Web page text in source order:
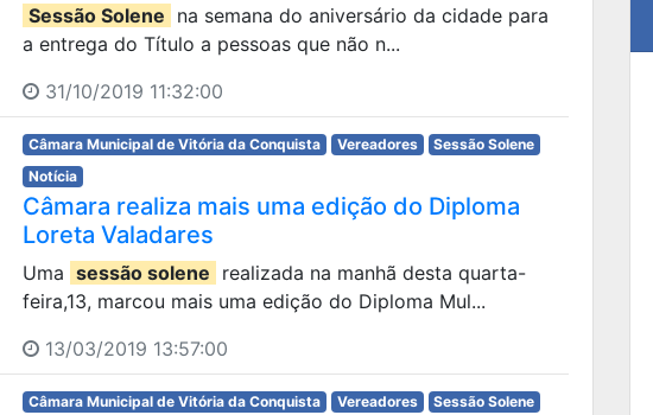
Sessão Solene na semana do aniversário da cidade para
a entrega do Título a pessoas que não n...
31/10/2019 11:32:00
Câmara Municipal de Vitória da Conquista Vereadores
Sessão Solene
Notícia
Câmara realiza mais uma edição do Diploma
Loreta Valadares
Uma sessão solene realizada na manhã desta quarta-
feira,13, marcou mais uma edição do Diploma Mul...
13/03/2019 13:57:00
Câmara Municipal de Vitória da Conquista Vereadores
Sessão Solene